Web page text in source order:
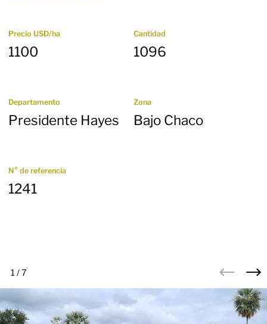
Precio USD/ha
1100
Cantidad
1096
Departamento
Presidente Hayes
Zona
Bajo Chaco
N° de referencia
1241
1 /7